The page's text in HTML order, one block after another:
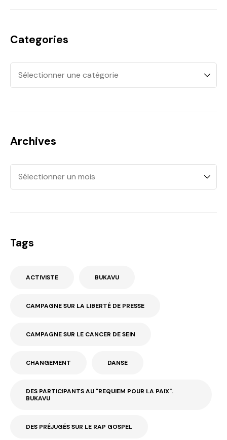
Categories
Archives
Tags
ACTIVISTE BUKAVU
CAMPAGNE SUR LA LIBERTÉ DE PRESSE
CAMPAGNE SUR LE CANCER DE SEIN
CHANGEMENT DANSE
DES PARTICIPANTS AU "REQUIEM POUR LA PAIX".
BUKAVU
DES PRÉJUGÉS SUR LE RAP GOSPEL